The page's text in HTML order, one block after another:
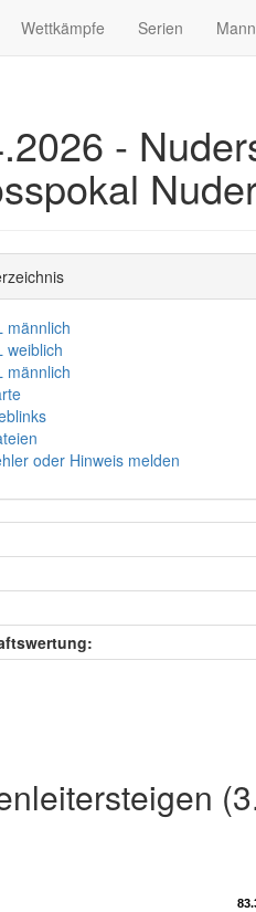
Wettkämpfe Serien
-
männlich
weiblich
männlich
oder Hinweis melden